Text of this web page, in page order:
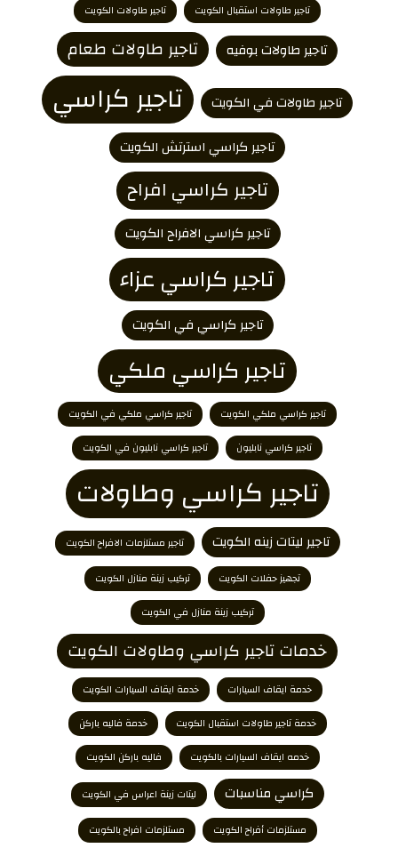
تاجير طاولات استقبال الكويت تاجير طاولات الكويت
تاجير طاولات بوفيه تاجير طاولات طعام
تاجير طاولات في الكويت تاجير كراسي
تاجير كراسي استرتش الكويت
تاجير كراسي افراح
تاجير كراسي الافراح الكويت
تاجير كراسي عزاء
تاجير كراسي في الكويت
تاجير كراسي ملكي
تاجير كراسي ملكي الكويت
تاجير كراسي ملكي في الكويت
تاجير كراسي نابليون
تاجير كراسي نابليون في الكويت
تاجير كراسي وطاولات
تاجير ليتات زينه الكويت
تاجير مستلزمات الافراح الكويت
تجهيز حفلات الكويت
تركيب زينة منازل الكويت
تركيب زينة منازل في الكويت
خدمات تاجير كراسي وطاولات الكويت
خدمة ايقاف السيارات
خدمة ايقاف السيارات الكويت
خدمة تاجير طاولات استقبال الكويت
خدمة فاليه باركن
خدمه ايقاف السيارات بالكويت
فاليه باركن الكويت
كراسي مناسبات
ليتات زينة اعراس في الكويت
مستلزمات أفراح الكويت
مستلزمات افراح بالكويت